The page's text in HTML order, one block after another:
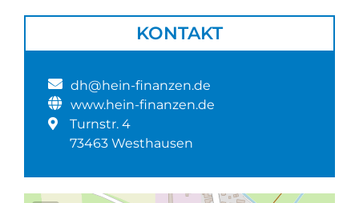
KONTAKT
dh@hein-finanzen.de
www.hein-finanzen.de
Turnstr. 4
73463 Westhausen